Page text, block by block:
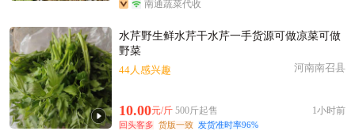
南通蔬菜代收
水芹野生鲜水芹干水芹一手货源可做凉菜可做
野菜
44人感兴趣
河南南召县
10.00元/斤 500斤起售 1小时前
回头客多 货版一致 发货准时率96%